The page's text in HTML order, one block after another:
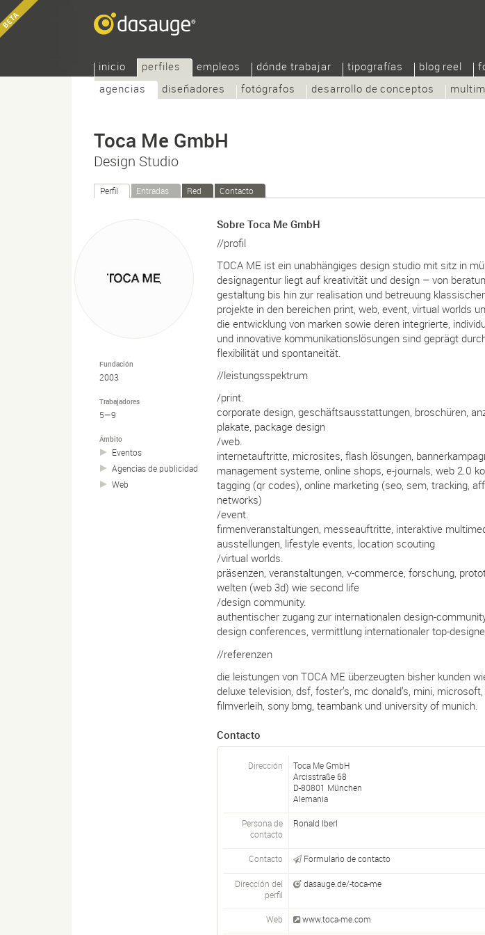
inicio
perfiles
agencias
diseñadores fotógrafos desarrollo de conceptos
empleos dónde trabajar tipografías blog reel
Toca Me GmbH
Design Studio
Perfil Entradas Red Contacto
Fundación
2003
Trabajadores
5—9
Ámbito
Eventos
Agencias de publicidad
Web
Sobre Toca Me GmbH
//profil
TOCA ME ist ein unabhängiges design studio mit sitz in
designagentur liegt auf kreativität und design – von
gestaltung bis hin zur realisation und betreuung
projekte in den bereichen print, web, event, virtual worlds
die entwicklung von marken sowie deren integrierte,
und innovative kommunikationslösungen sind geprägt
flexibilität und spontaneität.
//leistungsspektrum
/print.
corporate design, geschäftsausstattungen, broschüren,
plakate, package design
/web.
internetauftritte, microsites, flash lösungen,
management systeme, online shops, e-journals, web 2.0
tagging (qr codes), online marketing (seo, sem, tracking,
networks)
/event.
firmenveranstaltungen, messeauftritte, interaktive
ausstellungen, lifestyle events, location scouting
/virtual worlds.
präsenzen, veranstaltungen, v-commerce, forschung,
welten (web 3d) wie second life
/design community.
authentischer zugang zur internationalen design-
design conferences, vermittlung internationaler top-
//referenzen
die leistungen von TOCA ME überzeugten bisher kunden
deluxe television, dsf, foster’s, mc donald’s, mini,
filmverleih, sony bmg, teambank und university of munich.
Contacto
Dirección
Toca Me GmbH
Arcisstraße 68
D-80801 München
Alemania
Persona de
contacto
Ronald Iberl
Contacto Formulario de contacto
Dirección del
perfil
dasauge.de/-toca-me
Web www.toca-me.com